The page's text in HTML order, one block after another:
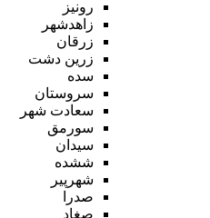
رونیز
زاهدشهر
زرقان
زرین دشت
سده
سروستان
سعادت شهر
سورمق
سیدان
ششده
شهرپیر
صدرا
صغاد